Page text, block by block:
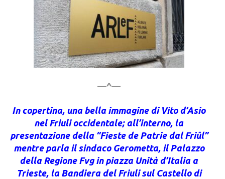
—^—
In copertina, una bella immagine di Vito d’Asio
nel Friuli occidentale; all’interno, la
presentazione della “Fieste de Patrie dal Friûl”
mentre parla il sindaco Gerometta, il Palazzo
della Regione Fvg in piazza Unità d’Italia a
Trieste, la Bandiera del Friuli sul Castello di